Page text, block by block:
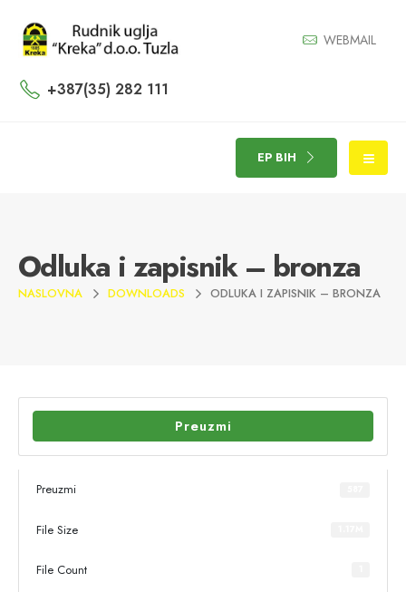
WEBMAIL
+387(35) 282 111
EP BIH
Odluka i zapisnik – bronza
NASLOVNA DOWNLOADS ODLUKA I ZAPISNIK – BRONZA
Preuzmi
Preuzmi
File Size
File Count